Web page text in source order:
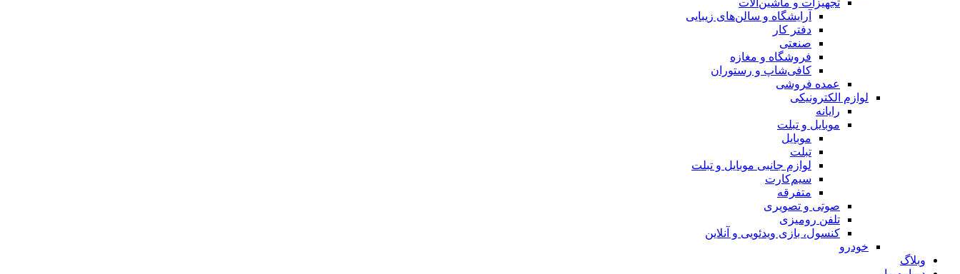
تجهیزات و ماشین‌آلات
آرایشگاه و سالن‌های زیبایی
دفتر کار
صنعتی
فروشگاه و مغازه
کافی‌شاپ و رستوران
عمده فروشی
لوازم الکترونیکی
رایانه
موبایل و تبلت
موبایل
تبلت
لوازم جانبی موبایل و تبلت
سیم‌کارت
متفرقه
صوتی و تصویری
تلفن رومیزی
کنسول، بازی‌ ویدئویی و آنلاین
خودرو
وبلاگ